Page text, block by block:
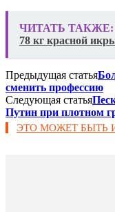
ЧИТАТЬ ТАКЖЕ:
78 кг красной
Предыдущая статья
сменить профессию
Следующая статья
Путин при плотном
ЭТО МОЖЕТ БЫТЬ